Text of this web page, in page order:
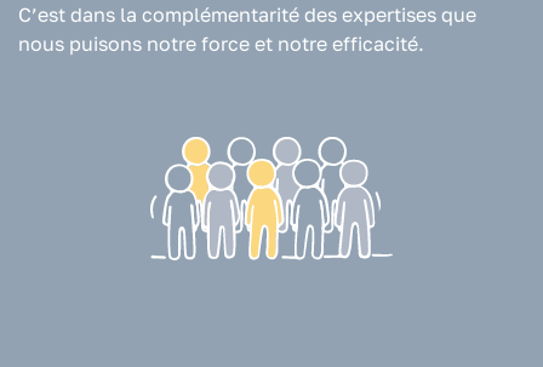
C’est dans la complémentarité des expertises que
nous puisons notre force et notre efficacité.